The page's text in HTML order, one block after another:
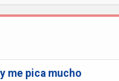
me pica mucho